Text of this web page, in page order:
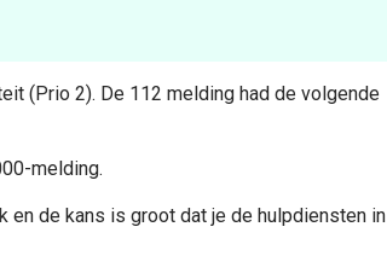
(Prio 2). De 112 melding had de volgende
melding.
de kans is groot dat je de hulpdiensten in